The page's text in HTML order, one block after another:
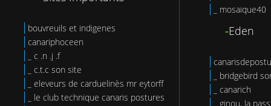
bouvreuils et indigenes
canariphoceen
_ c .n .j .f
_ c.t.c son site
_ eleveurs de carduelinès mr eytorff
_ le club technique canaris postures
_ mosaique40
-Eden
_ bridgebird
_ canarich
_ ginou, la